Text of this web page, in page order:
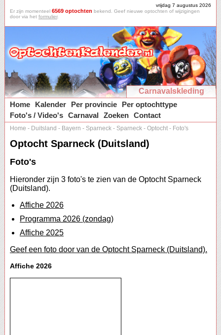
vrijdag 7 augustus 2026
Er zijn momenteel 6569 optochten bekend. Geef nieuwe optochten of wijzigingen
door via het formulier.
Carnavalskleding
Home
Kalender Per provincie
Per optochttype
Foto's / Video's Carnaval Zoeken Contact
Home - Duitsland - Bayern - Sparneck - Sparneck - Optocht - Foto's
Optocht Sparneck (Duitsland)
Foto's
Hieronder zijn 3 foto's te zien van de Optocht Sparneck
(Duitsland).
Affiche 2026
Programma 2026 (zondag)
Affiche 2025
Geef een foto door van de Optocht Sparneck (Duitsland).
Affiche 2026